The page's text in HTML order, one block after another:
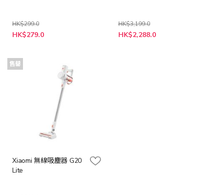
HK$299.0
特
殊
HK$279.0
HK$3,199.0
特
殊
HK$2,288.0
售罄
Xiaomi 無線吸塵器 G20
Lite